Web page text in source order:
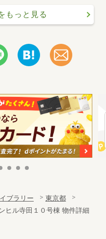
もっと見る
ブラリー
東京都
ヒル寺田１０号棟 物件詳細